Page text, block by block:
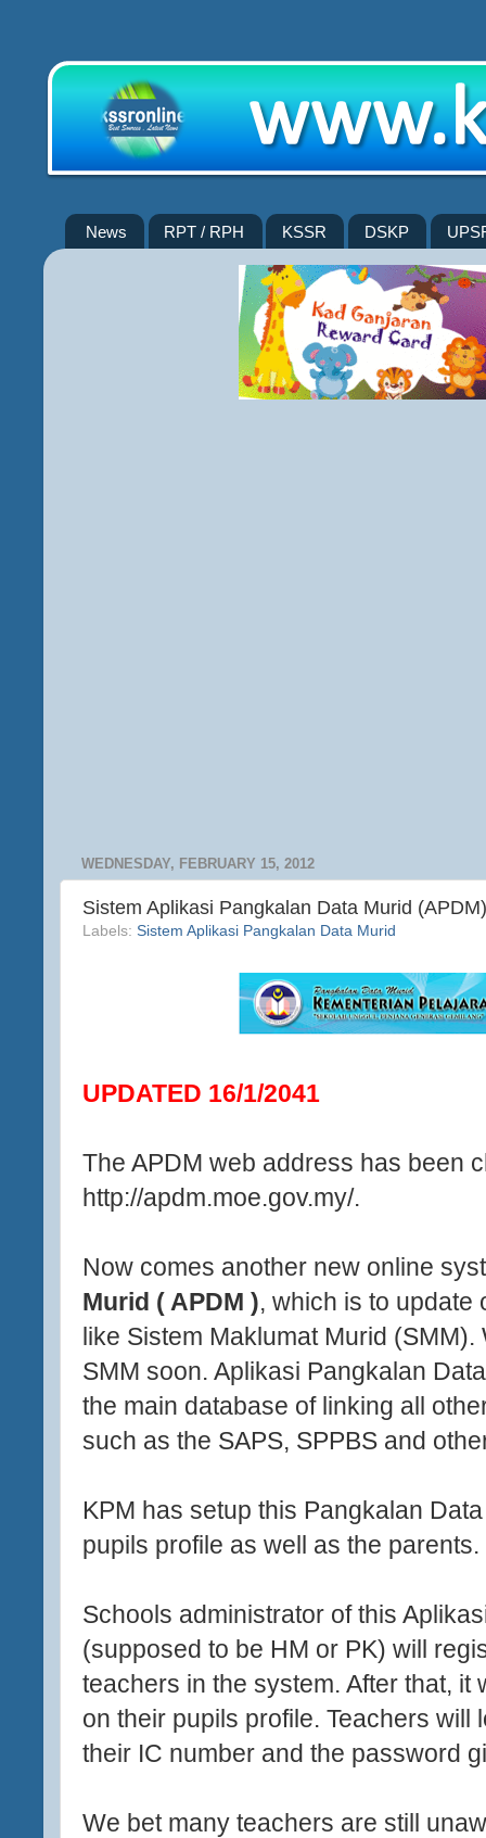
News RPT / RPH KSSR DSKP
WEDNESDAY, FEBRUARY 15, 2012
Sistem Aplikasi Pangkalan Data Murid (APDM)
Labels: Sistem Aplikasi Pangkalan Data Murid
UPDATED 16/1/2041
The APDM web address has been
http://apdm.moe.gov.my/.
Now comes another new online
Murid ( APDM ), which is to update
like Sistem Maklumat Murid
SMM soon. Aplikasi Pangkalan
the main database of linking all
such as the SAPS, SPPBS and
KPM has setup this Pangkalan
pupils profile as well as the parents.
Schools administrator of this
(supposed to be HM or PK) will
teachers in the system. After that,
on their pupils profile. Teachers will
their IC number and the password
We bet many teachers are still